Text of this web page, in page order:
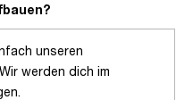
unseren
werden dich im